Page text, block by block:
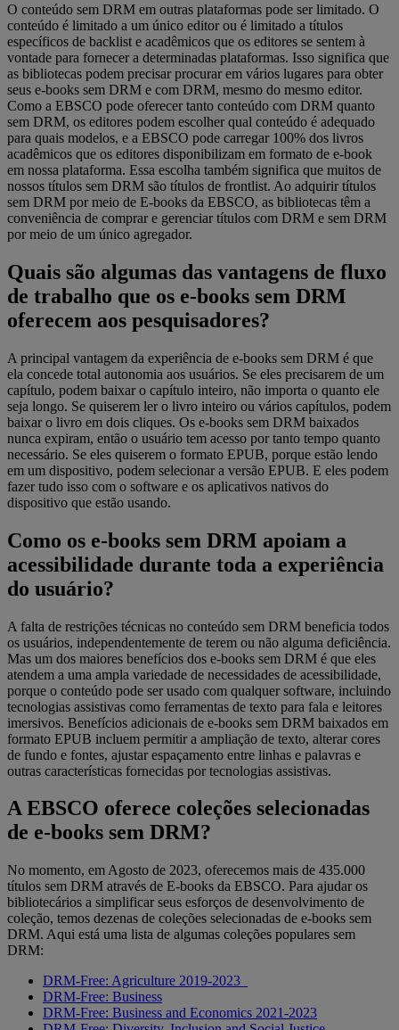
O conteúdo sem DRM em outras plataformas pode ser limitado. O
conteúdo é limitado a um único editor ou é limitado a títulos
específicos de backlist e acadêmicos que os editores se sentem à
vontade para fornecer a determinadas plataformas. Isso significa que
as bibliotecas podem precisar procurar em vários lugares para obter
seus e-books sem DRM e com DRM, mesmo do mesmo editor.
Como a EBSCO pode oferecer tanto conteúdo com DRM quanto
sem DRM, os editores podem escolher qual conteúdo é adequado
para quais modelos, e a EBSCO pode carregar 100% dos livros
acadêmicos que os editores disponibilizam em formato de e-book
em nossa plataforma. Essa escolha também significa que muitos de
nossos títulos sem DRM são títulos de frontlist. Ao adquirir títulos
sem DRM por meio de E-books da EBSCO, as bibliotecas têm a
conveniência de comprar e gerenciar títulos com DRM e sem DRM
por meio de um único agregador.
Quais são algumas das vantagens de fluxo
de trabalho que os e-books sem DRM
oferecem aos pesquisadores?
A principal vantagem da experiência de e-books sem DRM é que
ela concede total autonomia aos usuários. Se eles precisarem de um
capítulo, podem baixar o capítulo inteiro, não importa o quanto ele
seja longo. Se quiserem ler o livro inteiro ou vários capítulos, podem
baixar o livro em dois cliques. Os e-books sem DRM baixados
nunca expiram, então o usuário tem acesso por tanto tempo quanto
necessário. Se eles quiserem o formato EPUB, porque estão lendo
em um dispositivo, podem selecionar a versão EPUB. E eles podem
fazer tudo isso com o software e os aplicativos nativos do
dispositivo que estão usando.
Como os e-books sem DRM apoiam a
acessibilidade durante toda a experiência
do usuário?
A falta de restrições técnicas no conteúdo sem DRM beneficia todos
os usuários, independentemente de terem ou não alguma deficiência.
Mas um dos maiores benefícios dos e-books sem DRM é que eles
atendem a uma ampla variedade de necessidades de acessibilidade,
porque o conteúdo pode ser usado com qualquer software, incluindo
tecnologias assistivas como ferramentas de texto para fala e leitores
imersivos. Benefícios adicionais de e-books sem DRM baixados em
formato EPUB incluem permitir a ampliação de texto, alterar cores
de fundo e fontes, ajustar espaçamento entre linhas e palavras e
outras características fornecidas por tecnologias assistivas.
A EBSCO oferece coleções selecionadas
de e-books sem DRM?
No momento, em Agosto de 2023, oferecemos mais de 435.000
títulos sem DRM através de E-books da EBSCO. Para ajudar os
bibliotecários a simplificar seus esforços de desenvolvimento de
coleção, temos dezenas de coleções selecionadas de e-books sem
DRM. Aqui está uma lista de algumas coleções populares sem
DRM:
DRM-Free: Agriculture 2019-2023
DRM-Free: Business
DRM-Free: Business and Economics 2021-2023